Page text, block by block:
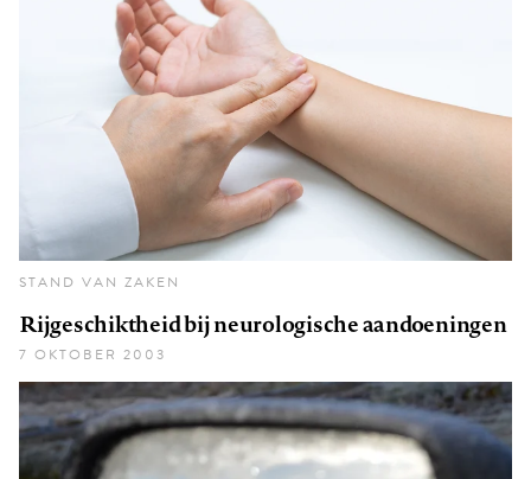
STAND VAN ZAKEN
Rijgeschiktheid bij neurologische aandoeningen
7 OKTOBER 2003